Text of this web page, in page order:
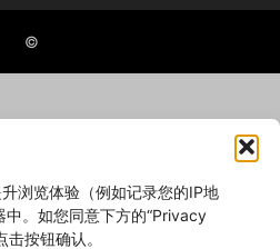
浏览体验（例如记录您的IP地
。如您同意下方的“Privacy
按钮确认。
©